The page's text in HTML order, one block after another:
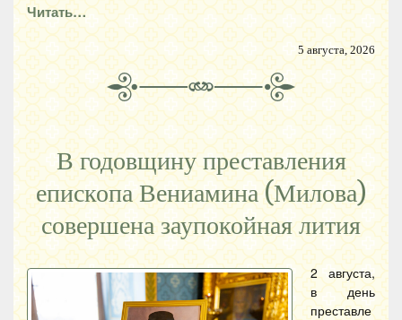
Читать…
5 августа, 2026
В годовщину преставления
епископа Вениамина (Милова)
совершена заупокойная лития
2 августа,
в день
преставле